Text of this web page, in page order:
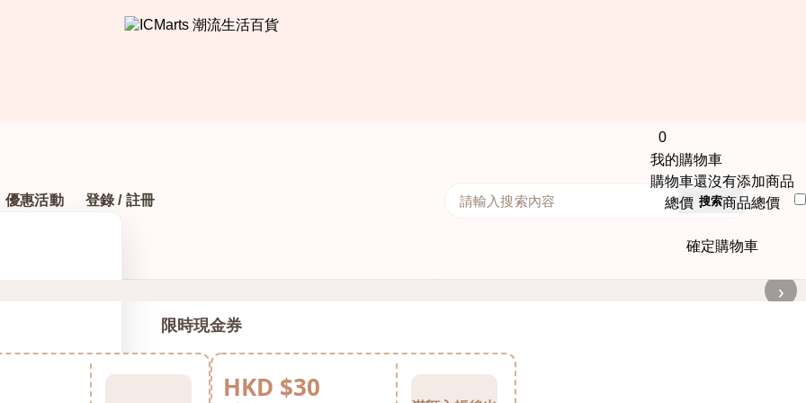
優惠活動 登錄 / 註冊
0
我的購物車
購物車還沒有添加商品
總價： 商品總價
確定購物車
搜索
›
限時現金券
HKD $30